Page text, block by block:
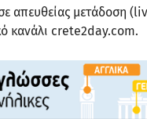
απευθείας μετάδοση
κανάλι crete2day.com.